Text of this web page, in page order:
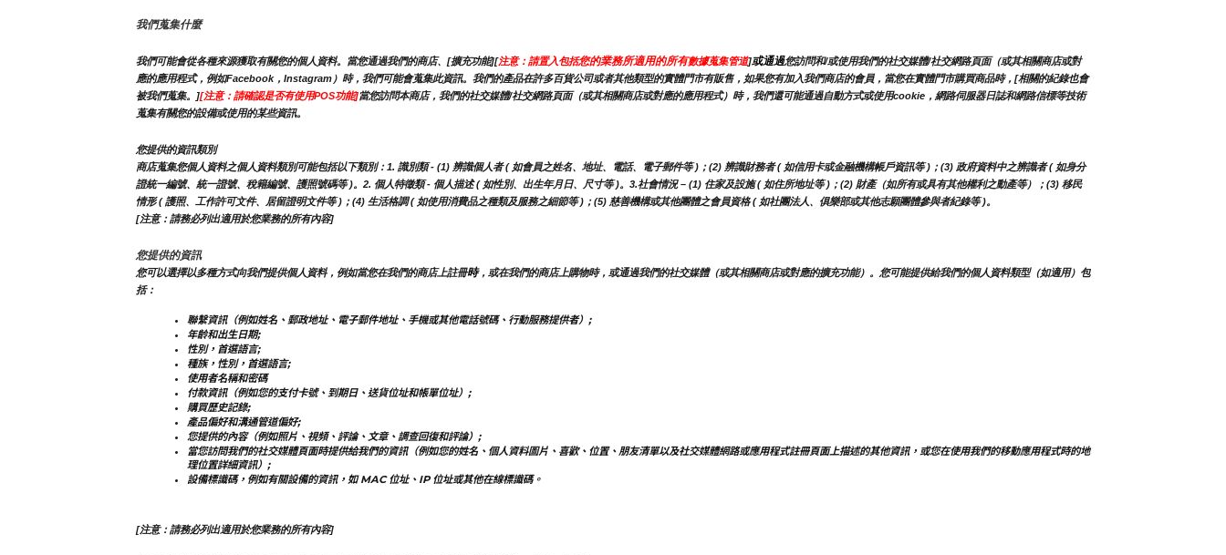
我們蒐集什麼
我們可能會從各種來源獲取有關您的個人資料。當您通過我們的商店、[擴充功能][注意：請置入包括您的業務所適用的所有數據蒐集管道]或通過您訪問和/或使用我們的社交媒體/社交網路頁面（或其相關商店或對
應的應用程式，例如Facebook，Instagram）時，我們可能會蒐集此資訊。我們的產品在許多百貨公司或者其他類型的實體門市有販售，如果您有加入我們商店的會員，當您在實體門市購買商品時，[相關的紀錄也會
被我們蒐集。][注意：請確認是否有使用POS功能]當您訪問本商店，我們的社交媒體/社交網路頁面（或其相關商店或對應的應用程式）時，我們還可能通過自動方式或使用cookie，網路伺服器日誌和網路信標等技術
蒐集有關您的設備或使用的某些資訊。
您提供的資訊類別
商店蒐集您個人資料之個人資料類別可能包括以下類別：1. 識別類 - (1) 辨識個人者 ( 如會員之姓名、地址、電話、電子郵件等 )；(2) 辨識財務者 ( 如信用卡或金融機構帳戶資訊等 )；(3) 政府資料中之辨識者 ( 如身分
證統一編號、統一證號、稅籍編號、護照號碼等 )。2. 個人特徵類 - 個人描述 ( 如性別、出生年月日、尺寸等 )。3.社會情況 – (1) 住家及設施 ( 如住所地址等 )；(2) 財產（如所有或具有其他權利之動產等）；(3) 移民
情形 ( 護照、工作許可文件、居留證明文件等 )；(4) 生活格調 ( 如使用消費品之種類及服務之細節等 )；(5) 慈善機構或其他團體之會員資格 ( 如社團法人、俱樂部或其他志願團體參與者紀錄等 )。
[注意：請務必列出適用於您業務的所有內容]
您提供的資訊
您可以選擇以多種方式向我們提供個人資料，例如當您在我們的商店上註冊時，或在我們的商店上購物時，或通過我們的社交媒體（或其相關商店或對應的擴充功能）。您可能提供給我們的個人資料類型（如適用）包
括：
聯繫資訊（例如姓名、郵政地址、電子郵件地址、手機或其他電話號碼、行動服務提供者）;
年齡和出生日期;
性別，首選語言;
種族，性別，首選語言;
使用者名稱和密碼
付款資訊（例如您的支付卡號、到期日、送貨位址和帳單位址）;
購買歷史記錄;
產品偏好和溝通管道偏好;
您提供的內容（例如照片、視頻、評論、文章、調查回復和評論）;
當您訪問我們的社交媒體頁面時提供給我們的資訊（例如您的姓名、個人資料圖片、喜歡、位置、朋友清單以及社交媒體網路或應用程式註冊頁面上描述的其他資訊，或您在使用我們的移動應用程式時的地
理位置詳細資訊）;
設備標識碼，例如有關設備的資訊，如 MAC 位址、IP 位址或其他在線標識碼。
[注意：請務必列出適用於您業務的所有內容]